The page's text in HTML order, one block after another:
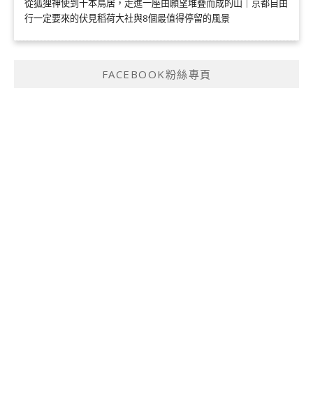
從狐狸神使到千本鳥居，走進一座由願望堆疊而成的山｜京都自由
行一定要來的伏見稻荷大社與8個最值得停留的風景
FACEBOOK粉絲專頁